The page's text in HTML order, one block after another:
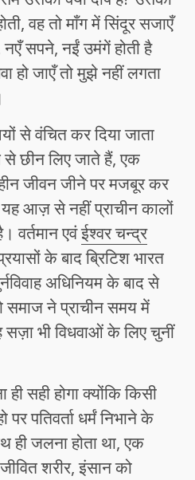
वह तो माँग में सिंदूर सजाएँ
सपने, नईं उमंगें होती है
हो जाएँ तो मुझे नहीं लगता
से वंचित कर दिया जाता
छीन लिए जाते हैं, एक
जीवन जीने पर मजबूर कर
आज़ से नहीं प्राचीन कालों
वर्तमान एवंईश्वर चन्द्र
के बाद ब्रिटिश भारत
अधिनियम के बाद से
समाज ने प्राचीन समय में
सज़ा भी विधवाओं के लिए चुनीं
सही होगा क्योंकि किसी
पर पतिवर्ता धर्मं निभाने के
ही जलना होता था, एक
शरीर, इंसान को